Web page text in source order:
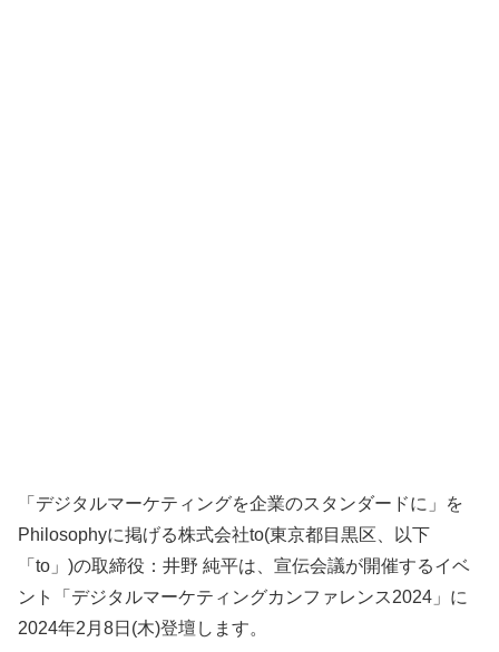
「デジタルマーケティングを企業のスタンダードに」を
Philosophyに掲げる株式会社to(東京都目黒区、以下
「to」)の取締役：井野 純平は、宣伝会議が開催するイベ
ント「デジタルマーケティングカンファレンス2024」に
2024年2月8日(木)登壇します。